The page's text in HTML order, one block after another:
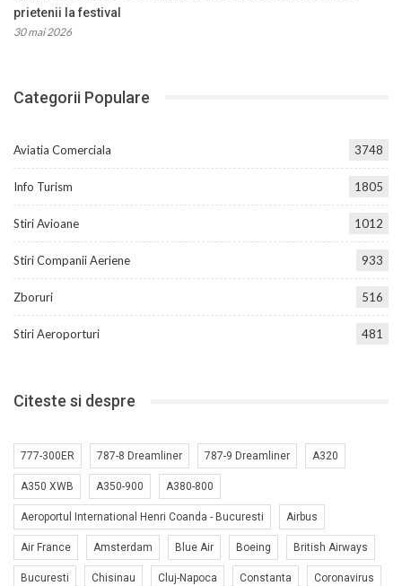
prietenii la festival
30 mai 2026
Categorii Populare
Aviatia Comerciala 3748
Info Turism 1805
Stiri Avioane 1012
Stiri Companii Aeriene 933
Zboruri 516
Stiri Aeroporturi 481
Citeste si despre
777-300ER 787-8 Dreamliner 787-9 Dreamliner A320
A350 XWB A350-900 A380-800
Aeroportul International Henri Coanda - Bucuresti Airbus
Air France Amsterdam Blue Air Boeing British Airways
Bucuresti Chisinau Cluj-Napoca Constanta Coronavirus